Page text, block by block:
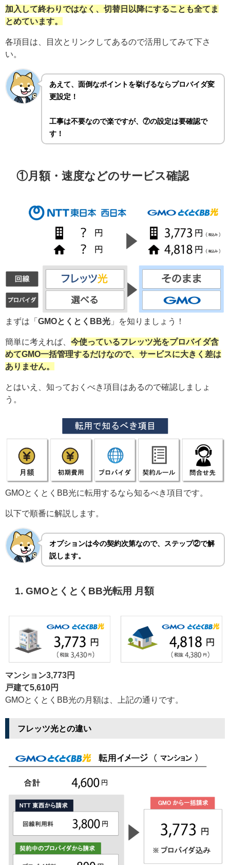
加入して終わりではなく、切替日以降にすることも全てま
とめています。
各項目は、目次とリンクしてあるので活用してみて下さ
い。
あえて、面倒なポイントを挙げるならプロバイダ変
更設定！
工事は不要なので楽ですが、⑦の設定は要確認で
す！
①月額・速度などのサービス確認
まずは「 GMOとくとくBB光 」を知りましょう！
簡単に考えれば、 今使っているフレッツ光をプロバイダ含
めてGMO一括管理するだけなので、サービスに大きく差は
ありません。
とはいえ、知っておくべき項目はあるので確認しましょ
う。
GMOとくとくBB光に転用するなら知るべき項目です。
以下で順番に解説します。
オプションは今の契約次第なので、ステップ②で解
説します。
1. GMOとくとくBB光転用 月額
マンション3,773円
戸建て5,610円
GMOとくとくBB光の月額は、上記の通りです。
フレッツ光との違い